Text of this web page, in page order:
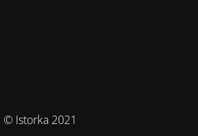
© Istorka 2021